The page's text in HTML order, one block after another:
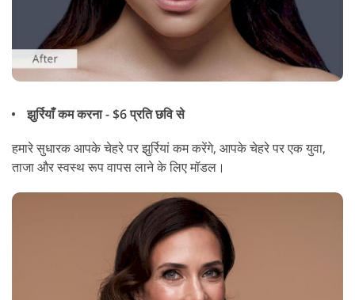
झुर्रियाँ कम करना - $6 प्रति छवि से
हमारे सुधारक आपके चेहरे पर झुर्रियां कम करेंगे, आपके चेहरे पर एक युवा,
ताजा और स्वस्थ रूप वापस लाने के लिए मॉडल।